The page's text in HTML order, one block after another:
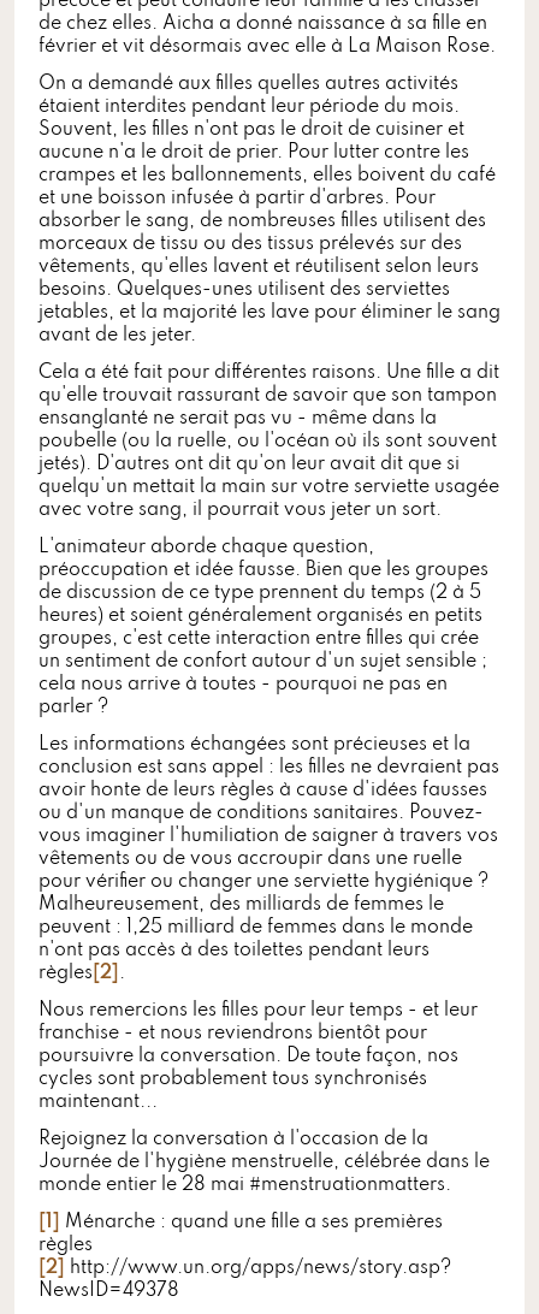
de chez elles. Aicha a donné naissance à sa fille en
février et vit désormais avec elle à La Maison Rose.
On a demandé aux filles quelles autres activités
étaient interdites pendant leur période du mois.
Souvent, les filles n'ont pas le droit de cuisiner et
aucune n'a le droit de prier. Pour lutter contre les
crampes et les ballonnements, elles boivent du café
et une boisson infusée à partir d'arbres. Pour
absorber le sang, de nombreuses filles utilisent des
morceaux de tissu ou des tissus prélevés sur des
vêtements, qu'elles lavent et réutilisent selon leurs
besoins. Quelques-unes utilisent des serviettes
jetables, et la majorité les lave pour éliminer le sang
avant de les jeter.
Cela a été fait pour différentes raisons. Une fille a dit
qu'elle trouvait rassurant de savoir que son tampon
ensanglanté ne serait pas vu - même dans la
poubelle (ou la ruelle, ou l'océan où ils sont souvent
jetés). D'autres ont dit qu'on leur avait dit que si
quelqu'un mettait la main sur votre serviette usagée
avec votre sang, il pourrait vous jeter un sort.
L'animateur aborde chaque question,
préoccupation et idée fausse. Bien que les groupes
de discussion de ce type prennent du temps (2 à 5
heures) et soient généralement organisés en petits
groupes, c'est cette interaction entre filles qui crée
un sentiment de confort autour d'un sujet sensible ;
cela nous arrive à toutes - pourquoi ne pas en
parler ?
Les informations échangées sont précieuses et la
conclusion est sans appel : les filles ne devraient pas
avoir honte de leurs règles à cause d'idées fausses
ou d'un manque de conditions sanitaires. Pouvez-
vous imaginer l'humiliation de saigner à travers vos
vêtements ou de vous accroupir dans une ruelle
pour vérifier ou changer une serviette hygiénique ?
Malheureusement, des milliards de femmes le
peuvent : 1,25 milliard de femmes dans le monde
n'ont pas accès à des toilettes pendant leurs
règles [2] .
Nous remercions les filles pour leur temps - et leur
franchise - et nous reviendrons bientôt pour
poursuivre la conversation. De toute façon, nos
cycles sont probablement tous synchronisés
maintenant...
Rejoignez la conversation à l'occasion de la
Journée de l'hygiène menstruelle, célébrée dans le
monde entier le 28 mai #menstruationmatters.
Ménarche : quand une fille a ses premières
règles
[2]
http://www.un.org/apps/news/story.asp?
NewsID=49378